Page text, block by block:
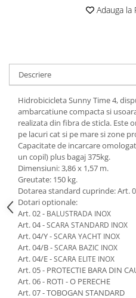
Adauga la
Descriere
Hidrobicicleta Sunny Time 4,
ambarcatiune compacta si
realizata din fibra de sticla. Este
pe lacuri cat si pe mare si zone
Capacitate de incarcare
un copil) plus bagaj 375kg.
Dimensiuni: 3,86 x 1,57 m.
Greutate: 150 kg.
Dotarea standard cuprinde: Art.
Dotari optionale:
Art. 02 - BALUSTRADA INOX
Art. 04 -SCARA STANDARD INOX
Art. 04/Y -SCARA YACHT INOX
Art. 04/B -SCARA BAZIC INOX
Art. 04/E -SCARA ELITE INOX
Art. 05 - PROTECTIE BARA DIN
Art. 06 - ROTI - O PERECHE
Art. 07 - TOBOGAN STANDARD